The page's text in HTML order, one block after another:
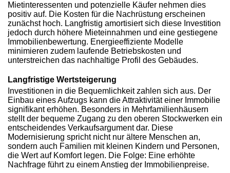
Mietinteressenten und potenzielle Käufer nehmen dies
positiv auf. Die Kosten für die Nachrüstung erscheinen
zunächst hoch. Langfristig amortisiert sich diese Investition
jedoch durch höhere Mieteinnahmen und eine gestiegene
Immobilienbewertung. Energieeffiziente Modelle
minimieren zudem laufende Betriebskosten und
unterstreichen das nachhaltige Profil des Gebäudes.
Langfristige Wertsteigerung
Investitionen in die Bequemlichkeit zahlen sich aus. Der
Einbau eines Aufzugs kann die Attraktivität einer Immobilie
signifikant erhöhen. Besonders in Mehrfamilienhäusern
stellt der bequeme Zugang zu den oberen Stockwerken ein
entscheidendes Verkaufsargument dar. Diese
Modernisierung spricht nicht nur ältere Menschen an,
sondern auch Familien mit kleinen Kindern und Personen,
die Wert auf Komfort legen. Die Folge: Eine erhöhte
Nachfrage führt zu einem Anstieg der Immobilienpreise.